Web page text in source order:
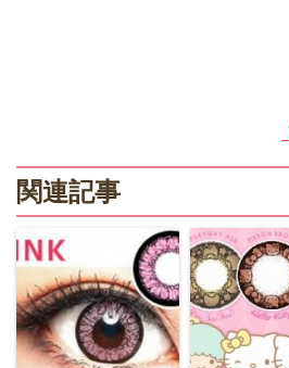
関連記事